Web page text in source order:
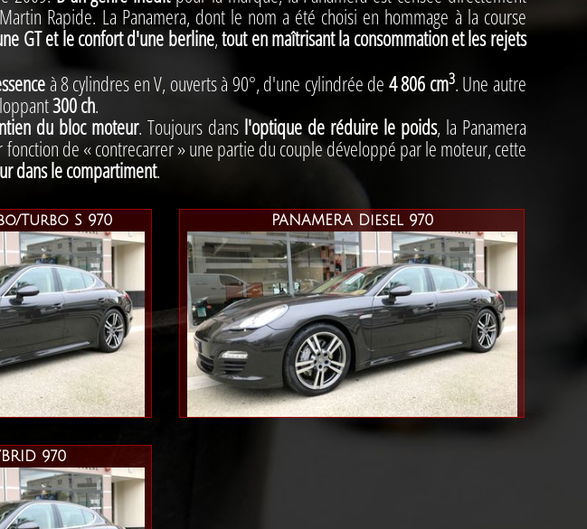
Rapide. La Panamera, dont le nom a été choisi en hommage à la course
GT et le confort d'une berline,tout en maîtrisant la consommation et les rejets
à 8 cylindres en V, ouverts à 90°, d'une cylindrée de4 806 cm3. Une autre
300 ch.
du bloc moteur. Toujours dans l'optique de réduire le poids, la Panamera
de « contrecarrer » une partie du couple développé par le moteur, cette
dans le compartiment.
Turbo S 970 PANAMERA Diesel 970
970